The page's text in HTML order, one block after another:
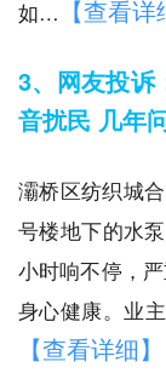
如… 【查看详
3、网友投诉
音扰民 几年
灞桥区纺织城
号楼地下的水
小时响不停，
身心健康。业
【查看详细】